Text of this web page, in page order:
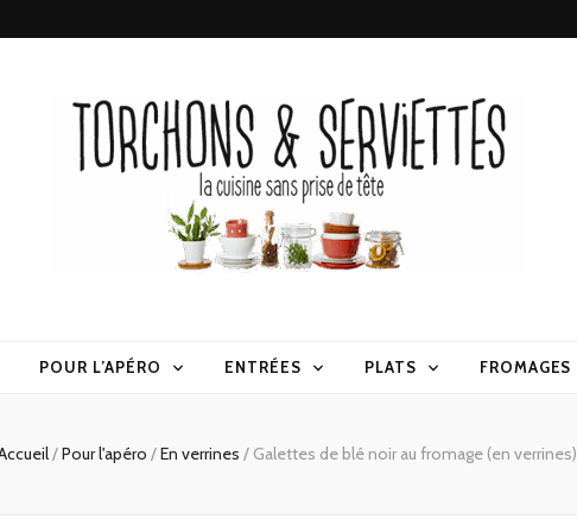
POUR L’APÉRO ENTRÉES PLATS FROMAGES
/Pour l'apéro /En verrines / Galettes de blé noir au fromage (en verrines)